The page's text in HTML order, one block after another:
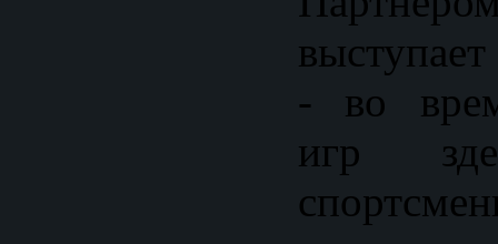
- во
игр